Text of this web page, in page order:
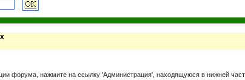
форума, нажмите на ссылку 'Администрация', находящуюся в нижней